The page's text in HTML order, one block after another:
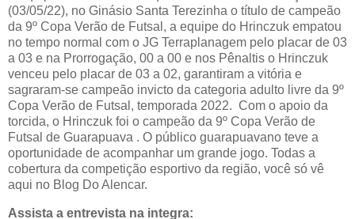
(03/05/22), no Ginásio Santa Terezinha o título de campeão
da 9º Copa Verão de Futsal, a equipe do Hrinczuk empatou
no tempo normal com o JG Terraplanagem pelo placar de 03
a 03 e na Prorrogação, 00 a 00 e nos Pênaltis o Hrinczuk
venceu pelo placar de 03 a 02, garantiram a vitória e
sagraram-se campeão invicto da categoria adulto livre da 9º
Copa Verão de Futsal, temporada 2022. Com o apoio da
torcida, o Hrinczuk foi o campeão da 9º Copa Verão de
Futsal de Guarapuava . O público guarapuavano teve a
oportunidade de acompanhar um grande jogo. Todas a
cobertura da competição esportivo da região, você só vê
aqui no Blog Do Alencar.
Assista a entrevista na integra: